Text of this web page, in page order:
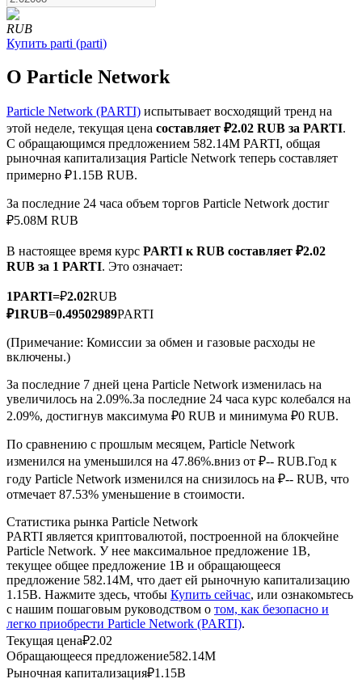
Фьючерсы на COIN-M
Криптовалютные фьючерсы
TradFi
Деривативы на акции, форекс, драгоценные металлы и
сырьевые товары
Фьючерсы с использованием USDC в качестве
обеспечения
Копирование торговли
Присоединяйтесь к лучшим трейдерам
RUB
Купить parti (parti)
О Particle Network
Particle Network (PARTI) испытывает восходящий тренд на
этой неделе, текущая цена составляет ₽2.02 RUB за PARTI.
С обращающимся предложением 582.14M PARTI, общая
рыночная капитализация Particle Network теперь составляет
примерно ₽1.15B RUB.
За последние 24 часа объем торгов Particle Network достиг
₽5.08M RUB
В настоящее время курс PARTI к RUB составляет ₽2.02
RUB за 1 PARTI. Это означает:
1PARTI=₽2.02RUB
₽1RUB=0.49502989PARTI
(Примечание: Комиссии за обмен и газовые расходы не
включены.)
За последние 7 дней цена Particle Network изменилась на
увеличилось на 2.09%.За последние 24 часа курс колебался на
2.09%, достигнув максимума ₽0 RUB и минимума ₽0 RUB.
По сравнению с прошлым месяцем, Particle Network
изменился на уменьшился на 47.86%.вниз от ₽-- RUB.Год к
году Particle Network изменился на снизилось на ₽-- RUB, что
отмечает 87.53% уменьшение в стоимости.
Статистика рынка Particle Network
PARTI является криптовалютой, построенной на блокчейне
Particle Network. У нее максимальное предложение 1B,
текущее общее предложение 1B и обращающееся
предложение 582.14M, что дает ей рыночную капитализацию
1.15B. Нажмите здесь, чтобы Купить сейчас, или ознакомьтесь
с нашим пошаговым руководством о том, как безопасно и
легко приобрести Particle Network (PARTI).
Текущая цена₽2.02
Обращающееся предложение582.14M
Рыночная капитализация₽1.15B